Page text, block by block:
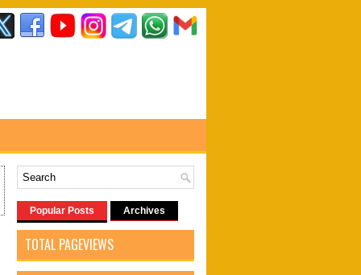
Popular Posts Archives
TOTAL PAGEVIEWS